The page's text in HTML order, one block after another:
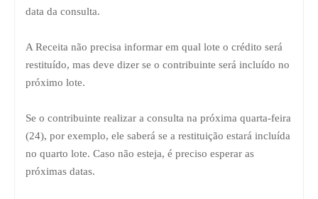
data da consulta.
A Receita não precisa informar em qual lote o crédito será
restituído, mas deve dizer se o contribuinte será incluído no
próximo lote.
Se o contribuinte realizar a consulta na próxima quarta-feira
(24), por exemplo, ele saberá se a restituição estará incluída
no quarto lote. Caso não esteja, é preciso esperar as
próximas datas.